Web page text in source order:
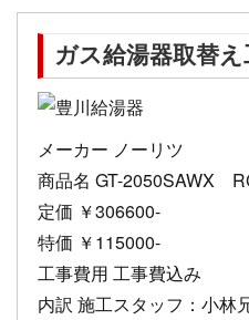
ガス給湯器取替
メーカー ノーリツ
商品名 GT-2050SAWX
定価 ￥306600-
特価 ￥115000-
工事費用 工事費込み
内訳 施工スタッフ：小林